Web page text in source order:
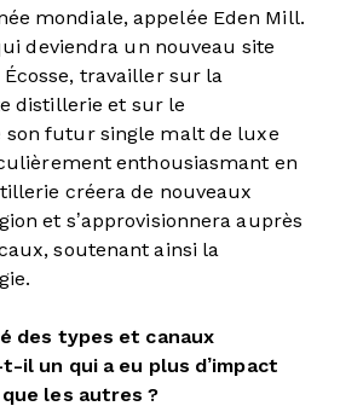
mondiale, appelée Eden Mill.
deviendra un nouveau site
travailler sur la
distillerie et sur le
son futur single malt de luxe
enthousiasmant en
créera de nouveaux
et s’approvisionnera auprès
soutenant ainsi la
des types et canaux
il un qui a eu plus d’impact
les autres ?